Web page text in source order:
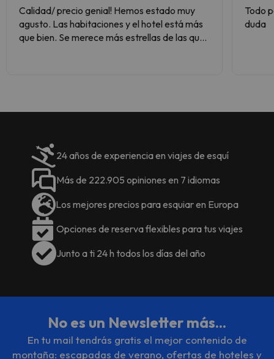
Calidad/ precio genial! Hemos estado muy
agusto. Las habitaciones y el hotel está más
que bien. Se merece más estrellas de las que
Todo
duda
24 años de experiencia en viajes de esquí
Más de 222.905 opiniones en 7 idiomas
Los mejores precios para esquiar en Europa
Opciones de reserva flexibles para tus viajes
Junto a ti 24 h todos los días del año
No es un Newsletter más...
En tu mail tendrás gratis el mejor contenido de
montaña: escapadas de verano, ofertas de hoteles y